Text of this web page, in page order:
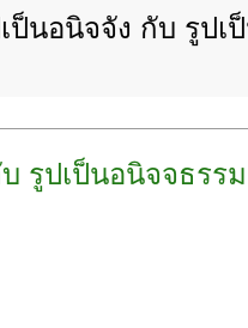
ป็นอนิจจัง กับ รูปเ
รูปเป็นอนิจจธรร